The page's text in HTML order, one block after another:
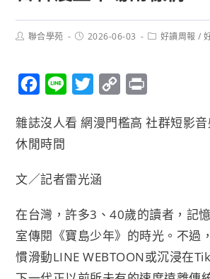
聯合學苑 2026-06-03 好讀周報 /
c
e
o
o
k
n
i
e
r
p
n
i
雜誌沒人看 網漫門檻高 社群短影
休閒時間
文／記者雷光涵
在台灣，許多3、40歲的讀者，記
室傳閱《寶島少年》的時光。不過
慣滑動LINE WEBTOON或沉浸在